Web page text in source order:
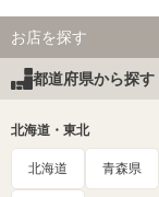
お店を探す
都道府県から探す
北海道・東北
北海道 青森県